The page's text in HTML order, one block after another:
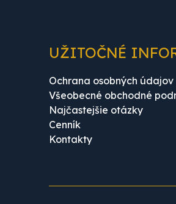
UŽITOČNÉ
Ochrana osobných údajov
Všeobecné obchodné
Najčastejšie otázky
Cenník
Kontakty